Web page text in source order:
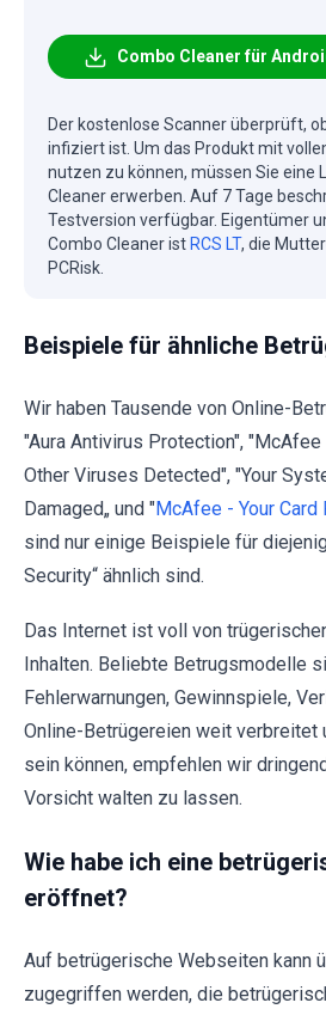
Combo Cleaner für
Der kostenlose Scanner überprüft,
infiziert ist. Um das Produkt mit
nutzen zu können, müssen Sie eine
Cleaner erwerben. Auf 7 Tage
Testversion verfügbar. Eigentümer
Combo Cleaner ist RCS LT, die
PCRisk.
Beispiele für ähnliche
Wir haben Tausende von Online-
"Aura Antivirus Protection",
Other Viruses Detected", "Your
Damaged„ und "McAfee - Your
sind nur einige Beispiele für
Security“ ähnlich sind.
Das Internet ist voll von
Inhalten. Beliebte Betrugsmodelle
Fehlerwarnungen, Gewinnspiele,
Online-Betrügereien weit verbreitet
sein können, empfehlen wir
Vorsicht walten zu lassen.
Wie habe ich eine
eröffnet?
Auf betrügerische Webseiten kann
zugegriffen werden, die